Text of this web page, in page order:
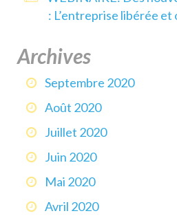
: L’entreprise libérée et
Archives
Septembre 2020
Août 2020
Juillet 2020
Juin 2020
Mai 2020
Avril 2020